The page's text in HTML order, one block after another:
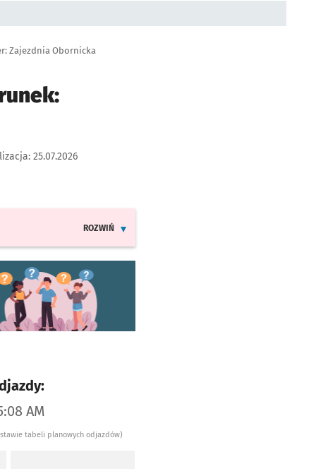
Zajezdnia Obornicka
25.07.2026
ROZWIŃ
się w nowej karcie
AM
tabeli planowych odjazdów)